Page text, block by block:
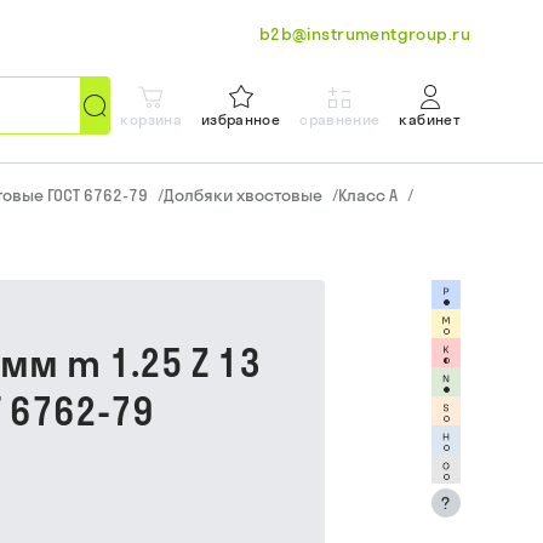
b2b@instrumentgroup.ru
корзина избранное сравнение кабинет
ГОСТ 6762-79 /Долбяки хвостовые /Класс A /
m 1.25 Z 13
6762-79
?